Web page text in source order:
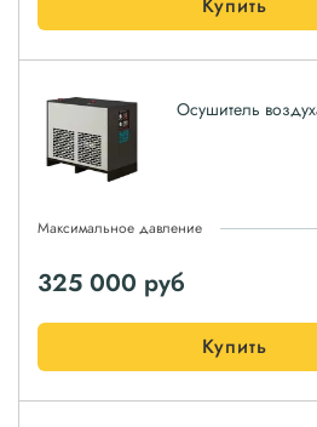
Осушитель
Максимальное давление
325 000 руб
Купить